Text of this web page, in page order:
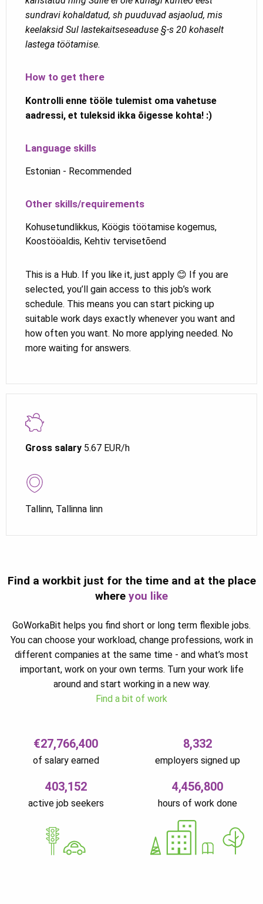
Gross salary 5.67 EUR/h
Tallinn, Tallinna linn
sundravi kohaldatud, sh puuduvad asjaolud, mis
keelaksid Sul lastekaitseseaduse §-s 20 kohaselt
lastega töötamise.
How to get there
Kontrolli enne tööle tulemist oma vahetuse
aadressi, et tuleksid ikka õigesse kohta! :)
Language skills
Estonian - Recommended
Other skills/requirements
Kohusetundlikkus, Köögis töötamise kogemus,
Koostööaldis, Kehtiv tervisetõend
This is a Hub. If you like it, just apply 😊 If you are
selected, you’ll gain access to this job’s work
schedule. This means you can start picking up
suitable work days exactly whenever you want and
how often you want. No more applying needed. No
more waiting for answers.
Find a workbit just for the time and at the place
where you like
GoWorkaBit helps you find short or long term flexible jobs.
You can choose your workload, change professions, work in
different companies at the same time - and what’s most
important, work on your own terms. Turn your work life
around and start working in a new way.
Find a bit of work
€27,766,400
of salary earned
8,332
employers signed up
403,152
active job seekers
4,456,800
hours of work done